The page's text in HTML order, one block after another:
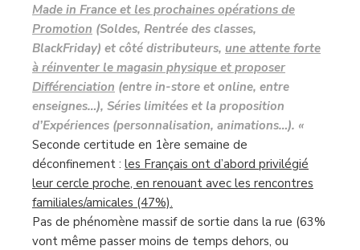
Made in France et les prochaines opérations de
Promotion (Soldes, Rentrée des classes,
BlackFriday) et côté distributeurs, une attente forte
à réinventer le magasin physique et proposer
Différenciation (entre in-store et online, entre
enseignes…), Séries limitées et la proposition
d’Expériences (personnalisation, animations…). «
Seconde certitude en 1ère semaine de
déconfinement : les Français ont d’abord privilégié
leur cercle proche, en renouant avec les rencontres
familiales/amicales (47%).
Pas de phénomène massif de sortie dans la rue (63%
vont même passer moins de temps dehors, ou